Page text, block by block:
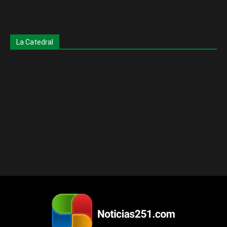
La Catedral